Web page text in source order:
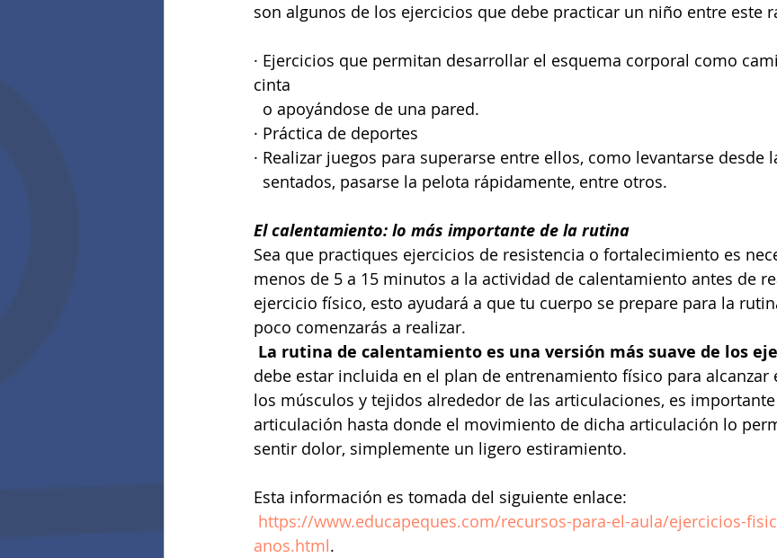
son algunos de los ejercicios que debe practicar un niño entre este
· Ejercicios que permitan desarrollar el esquema corporal como
cinta
  o apoyándose de una pared.
· Práctica de deportes
· Realizar juegos para superarse entre ellos, como levantarse desde
  sentados, pasarse la pelota rápidamente, entre otros.
El calentamiento: lo más importante de la rutina
Sea que practiques ejercicios de resistencia o fortalecimiento es
menos de 5 a 15 minutos a la actividad de calentamiento antes de
ejercicio físico, esto ayudará a que tu cuerpo se prepare para la
poco comenzarás a realizar.
La rutina de calentamiento es una versión más suave de los
debe estar incluida en el plan de entrenamiento físico para
los músculos y tejidos alrededor de las articulaciones, es
articulación hasta donde el movimiento de dicha articulación lo
sentir dolor, simplemente un ligero estiramiento.
Esta información es tomada del siguiente enlace:
https://www.educapeques.com/recursos-para-el-aula/ejercicios-
anos.html.